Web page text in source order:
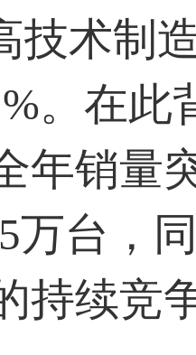
技术制
。在
年销量
万台，
持续竞